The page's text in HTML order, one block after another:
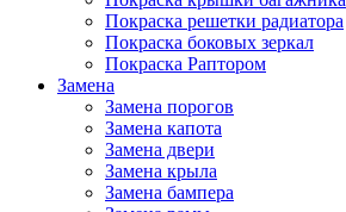
Покраска решетки радиатора
Покраска боковых зеркал
Покраска Раптором
Замена
Замена порогов
Замена капота
Замена двери
Замена крыла
Замена бампера